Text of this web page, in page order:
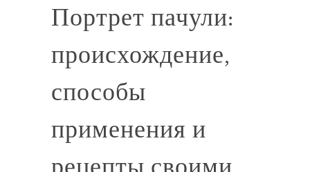
Портрет пачули:
происхождение,
способы
применения и
рецепты своими